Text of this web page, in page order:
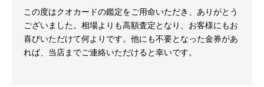
この度はクオカードの鑑定をご用命いただき、ありがとう
ございました。相場よりも高額査定となり、お客様にもお
喜びいただけて何よりです。他にも不要となった金券があ
れば、当店までご連絡いただけると幸いです。